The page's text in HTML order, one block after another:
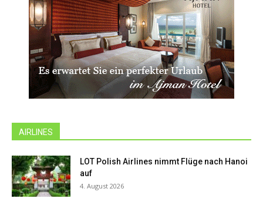
AIRLINES
LOT Polish Airlines nimmt Flüge nach Hanoi
auf
4. August 2026